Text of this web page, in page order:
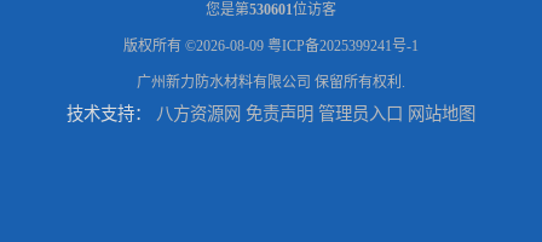
您是第530601位访客
版权所有 ©2026-08-09 粤ICP备2025399241号-1
广州新力防水材料有限公司 保留所有权利.
技术支持： 八方资源网 免责声明 管理员入口 网站地图